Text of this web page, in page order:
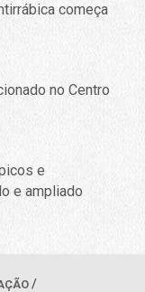
começa
no Centro
e
e ampliado